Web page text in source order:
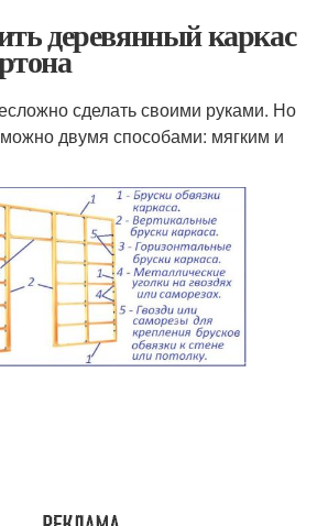
деревянный каркас
сделать своими руками. Но
двумя способами: мягким и